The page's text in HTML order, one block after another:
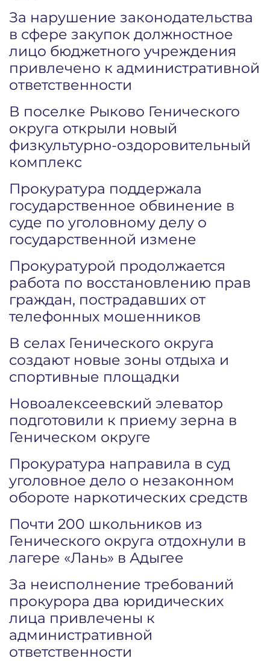
За нарушение законодательства
в сфере закупок должностное
лицо бюджетного учреждения
привлечено к административной
ответственности
В поселке Рыково Генического
округа открыли новый
физкультурно-оздоровительный
комплекс
Прокуратура поддержала
государственное обвинение в
суде по уголовному делу о
государственной измене
Прокуратурой продолжается
работа по восстановлению прав
граждан, пострадавших от
телефонных мошенников
В селах Генического округа
создают новые зоны отдыха и
спортивные площадки
Новоалексеевский элеватор
подготовили к приему зерна в
Геническом округе
Прокуратура направила в суд
уголовное дело о незаконном
обороте наркотических средств
Почти 200 школьников из
Генического округа отдохнули в
лагере «Лань» в Адыгее
За неисполнение требований
прокурора два юридических
лица привлечены к
административной
ответственности